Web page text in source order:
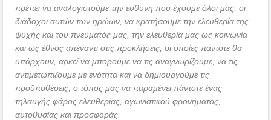
πρέπει να αναλογιστούμε την ευθύνη που έχουμε όλοι μας, οι
διάδοχοι αυτών των ηρώων, να κρατήσουμε την ελευθερία της
ψυχής και του πνεύματός μας, την ελευθερία μας ως κοινωνία
και ως έθνος απέναντι στις προκλήσεις, οι οποίες πάντοτε θα
υπάρχουν, αρκεί να μπορούμε να τις αναγνωρίζουμε, να τις
αντιμετωπίζουμε με ενότητα και να δημιουργούμε τις
προϋποθέσεις, ο τόπος μας να παραμένει πάντοτε ένας
τηλαυγής φάρος ελευθερίας, αγωνιστικού φρονήματος,
αυτοθυσίας και προσφοράς.